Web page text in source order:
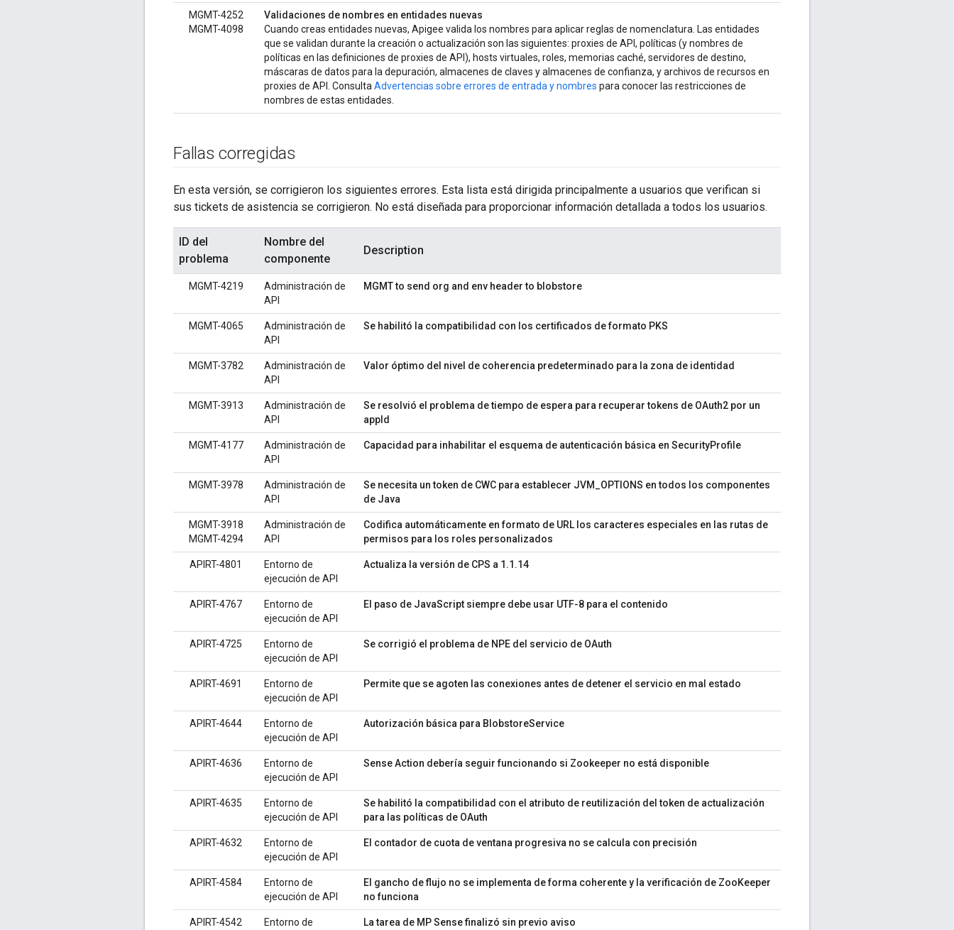
MGMT-4252
MGMT-4098
Validaciones de nombres en entidades nuevas
Cuando creas entidades nuevas, Apigee valida los nombres para aplicar reglas de nomenclatura. Las entidades
que se validan durante la creación o actualización son las siguientes: proxies de API, políticas (y nombres de
políticas en las definiciones de proxies de API), hosts virtuales, roles, memorias caché, servidores de destino,
máscaras de datos para la depuración, almacenes de claves y almacenes de confianza, y archivos de recursos en
proxies de API. Consulta Advertencias sobre errores de entrada y nombres para conocer las restricciones de
nombres de estas entidades.
Fallas corregidas
En esta versión, se corrigieron los siguientes errores. Esta lista está dirigida principalmente a usuarios que verifican si
sus tickets de asistencia se corrigieron. No está diseñada para proporcionar información detallada a todos los usuarios.
ID del
problema
Nombre del
componente
Description
MGMT-4219
Administración de
API
MGMT to send org and env header to blobstore
MGMT-4065
Administración de
API
Se habilitó la compatibilidad con los certificados de formato PKS
MGMT-3782
Administración de
API
Valor óptimo del nivel de coherencia predeterminado para la zona de identidad
MGMT-3913
Administración de
API
Se resolvió el problema de tiempo de espera para recuperar tokens de OAuth2 por un
appId
MGMT-4177
Administración de
API
Capacidad para inhabilitar el esquema de autenticación básica en SecurityProfile
MGMT-3978
Administración de
API
Se necesita un token de CWC para establecer JVM_OPTIONS en todos los componentes
de Java
MGMT-3918
MGMT-4294
Administración de
API
Codifica automáticamente en formato de URL los caracteres especiales en las rutas de
permisos para los roles personalizados
APIRT-4801
Entorno de
ejecución de API
Actualiza la versión de CPS a 1.1.14
APIRT-4767
Entorno de
ejecución de API
El paso de JavaScript siempre debe usar UTF-8 para el contenido
APIRT-4725
Entorno de
ejecución de API
Se corrigió el problema de NPE del servicio de OAuth
APIRT-4691
Entorno de
ejecución de API
Permite que se agoten las conexiones antes de detener el servicio en mal estado
APIRT-4644
Entorno de
ejecución de API
Autorización básica para BlobstoreService
APIRT-4636
Entorno de
ejecución de API
Sense Action debería seguir funcionando si Zookeeper no está disponible
APIRT-4635
Entorno de
ejecución de API
Se habilitó la compatibilidad con el atributo de reutilización del token de actualización
para las políticas de OAuth
APIRT-4632
Entorno de
ejecución de API
El contador de cuota de ventana progresiva no se calcula con precisión
APIRT-4584
Entorno de
ejecución de API
El gancho de flujo no se implementa de forma coherente y la verificación de ZooKeeper
no funciona
APIRT-4542
Entorno de
La tarea de MP Sense finalizó sin previo aviso